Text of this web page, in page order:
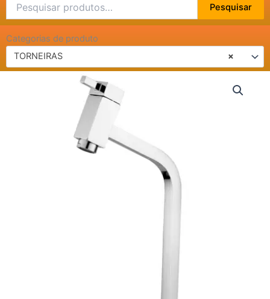
por:
Pesquisar
Categorias de produto
×
TORNEIRAS